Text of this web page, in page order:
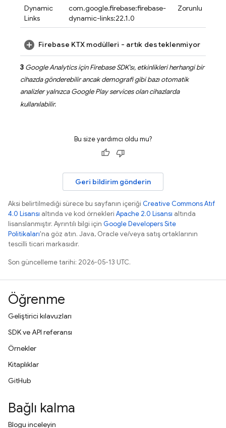
Dynamic
Links
com.google.firebase:firebase-
dynamic-links:22.1.0
Zorunlu
Firebase KTX modülleri - artık desteklenmiyor
3 Google Analytics için Firebase SDK'sı, etkinlikleri herhangi bir
cihazda gönderebilir ancak demografi gibi bazı otomatik
analizler yalnızcaGoogle Playservicesolan cihazlarda
kullanılabilir.
Bu size yardımcı oldu mu?
Geri bildirim gönderin
Aksi belirtilmediği sürece bu sayfanın içeriği Creative Commons Atıf
4.0 Lisansı altında ve kod örnekleri Apache 2.0 Lisansı altında
lisanslanmıştır. Ayrıntılı bilgi için Google Developers Site
Politikaları'na göz atın. Java, Oracle ve/veya satış ortaklarının
tescilli ticari markasıdır.
Son güncelleme tarihi: 2026-05-13 UTC.
Öğrenme
Geliştirici kılavuzları
SDK ve API referansı
Örnekler
Kitaplıklar
GitHub
Bağlı kalma
Blogu inceleyin